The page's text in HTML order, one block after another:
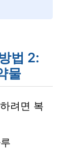
법 2:
물
려면 복